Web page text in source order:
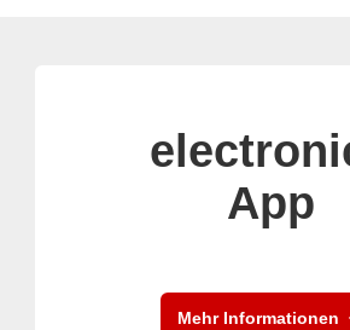
App
Mehr Informationen